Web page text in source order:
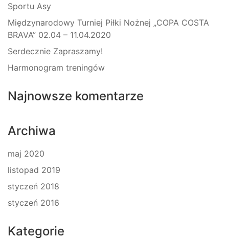
Sportu Asy
Międzynarodowy Turniej Piłki Nożnej „COPA COSTA
BRAVA” 02.04 – 11.04.2020
Serdecznie Zapraszamy!
Harmonogram treningów
Najnowsze komentarze
Archiwa
maj 2020
listopad 2019
styczeń 2018
styczeń 2016
Kategorie